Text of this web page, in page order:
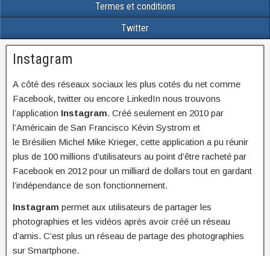
Termes et conditions
Twitter
Instagram
A côté des réseaux sociaux les plus cotés du net comme
Facebook, twitter ou encore LinkedIn nous trouvons
l’application Instagram. Créé seulement en 2010 par
l’Américain de San Francisco Kévin Systrom et
le Brésilien Michel Mike Krieger, cette application a pu réunir
plus de 100 millions d’utilisateurs au point d’être racheté par
Facebook en 2012 pour un milliard de dollars tout en gardant
l’indépendance de son fonctionnement.
Instagram permet aux utilisateurs de partager les
photographies et les vidéos après avoir créé un réseau
d’amis. C’est plus un réseau de partage des photographies
sur Smartphone.